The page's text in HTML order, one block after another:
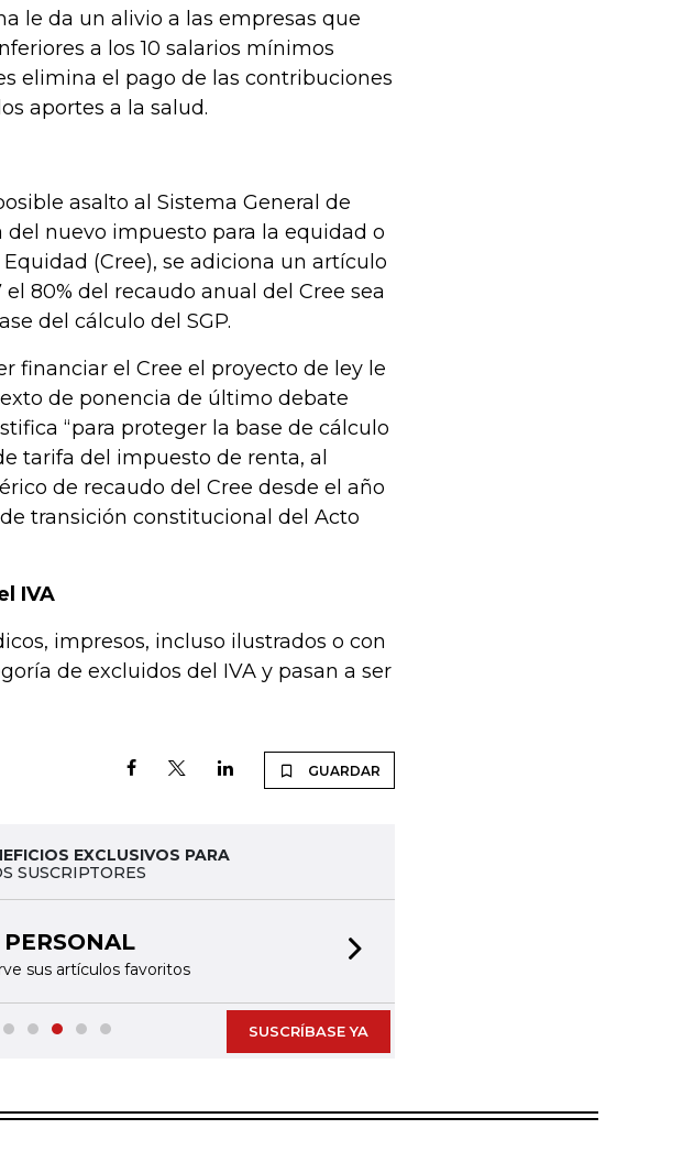
le da un alivio a las empresas que
a los 10 salarios mínimos
elimina el pago de las contribuciones
aportes a la salud.
asalto al Sistema General de
del nuevo impuesto para la equidad o
(Cree), se adiciona un artículo
80% del recaudo anual del Cree sea
del cálculo del SGP.
financiar el Cree el proyecto de ley le
de ponencia de último debate
“para proteger la base de cálculo
tarifa del impuesto de renta, al
de recaudo del Cree desde el año
transición constitucional del Acto
IVA
impresos, incluso ilustrados o con
de excluidos del IVA y pasan a ser
GUARDAR
EXCLUSIVOS PARA
SUSCRIPTORES
sus artículos favoritos
SUSCRÍBASE YA